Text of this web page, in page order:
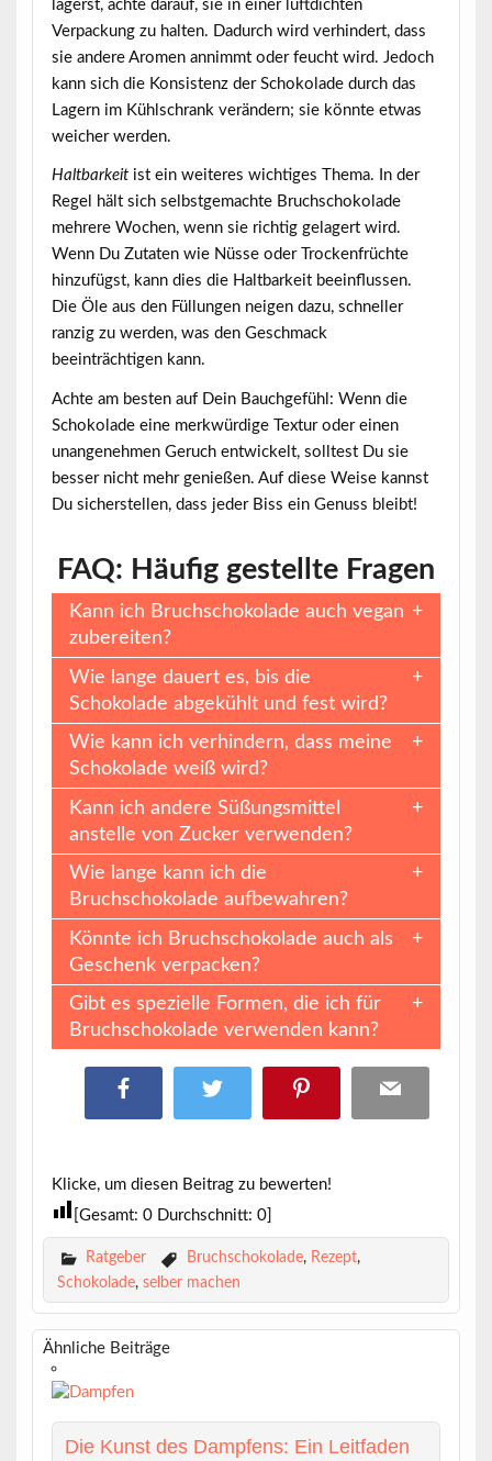
lagerst, achte darauf, sie in einer luftdichten
Verpackung zu halten. Dadurch wird verhindert, dass
sie andere Aromen annimmt oder feucht wird. Jedoch
kann sich die Konsistenz der Schokolade durch das
Lagern im Kühlschrank verändern; sie könnte etwas
weicher werden.
Haltbarkeitist ein weiteres wichtiges Thema. In der
Regel hält sich selbstgemachte Bruchschokolade
mehrere Wochen, wenn sie richtig gelagert wird.
Wenn Du Zutaten wie Nüsse oder Trockenfrüchte
hinzufügst, kann dies die Haltbarkeit beeinflussen.
Die Öle aus den Füllungen neigen dazu, schneller
ranzig zu werden, was den Geschmack
beeinträchtigen kann.
Achte am besten auf Dein Bauchgefühl: Wenn die
Schokolade eine merkwürdige Textur oder einen
unangenehmen Geruch entwickelt, solltest Du sie
besser nicht mehr genießen. Auf diese Weise kannst
Du sicherstellen, dass jeder Biss ein Genuss bleibt!
FAQ: Häufig gestellte Fragen
Kann ich Bruchschokolade auch vegan
zubereiten?
Wie lange dauert es, bis die
Schokolade abgekühlt und fest wird?
Wie kann ich verhindern, dass meine
Schokolade weiß wird?
Kann ich andere Süßungsmittel
anstelle von Zucker verwenden?
Wie lange kann ich die
Bruchschokolade aufbewahren?
Könnte ich Bruchschokolade auch als
Geschenk verpacken?
Gibt es spezielle Formen, die ich für
Bruchschokolade verwenden kann?
Klicke, um diesen Beitrag zu bewerten!
[Gesamt: 0Durchschnitt: 0]
Ratgeber Bruchschokolade, Rezept,
Schokolade, selber machen
Ähnliche Beiträge
Die Kunst des Dampfens: Ein Leitfaden